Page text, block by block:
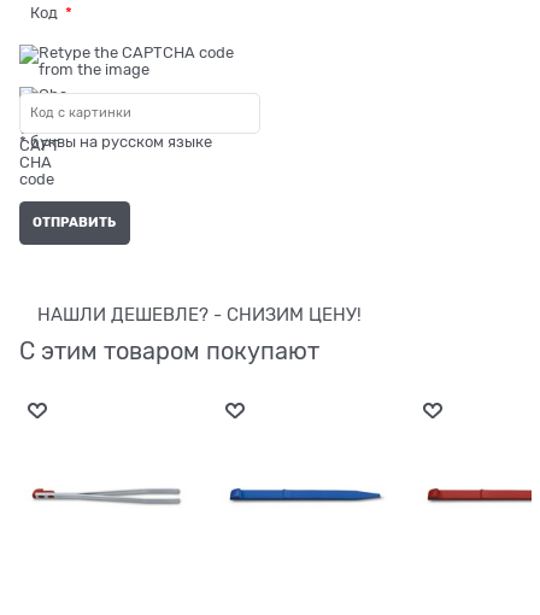
Код
* буквы на русском языке
НАШЛИ ДЕШЕВЛЕ? - СНИЗИМ ЦЕНУ!
С этим товаром покупают